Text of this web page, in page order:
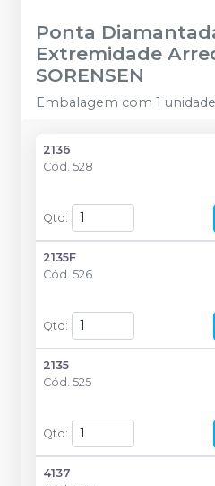
Ponta
Extremidade
SORENSEN
Embalagem com 1
2136
Cód. 528
Qtd :
2135F
Cód. 526
Qtd :
2135
Cód. 525
Qtd :
4137